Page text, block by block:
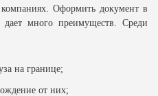
Оформить документ в
дает много преимуществ. Среди
на границе;
от них;